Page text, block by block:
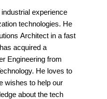
experience
technologies. He
Architect in a fast
acquired a
Engineering from
He loves to
wishes to help our
about the tech